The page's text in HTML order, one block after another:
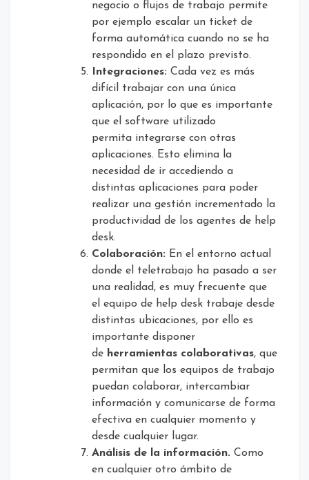
negocio o flujos de trabajo permite
por ejemplo escalar un ticket de
forma automática cuando no se ha
respondido en el plazo previsto.
Integraciones: Cada vez es más
difícil trabajar con una única
aplicación, por lo que es importante
que el software utilizado
permita integrarse con otras
aplicaciones. Esto elimina la
necesidad de ir accediendo a
distintas aplicaciones para poder
realizar una gestión incrementado la
productividad de los agentes de help
desk.
Colaboración: En el entorno actual
donde el teletrabajo ha pasado a ser
una realidad, es muy frecuente que
el equipo de help desk trabaje desde
distintas ubicaciones, por ello es
importante disponer
de herramientas colaborativas, que
permitan que los equipos de trabajo
puedan colaborar, intercambiar
información y comunicarse de forma
efectiva en cualquier momento y
desde cualquier lugar.
Análisis de la información. Como
en cualquier otro ámbito de